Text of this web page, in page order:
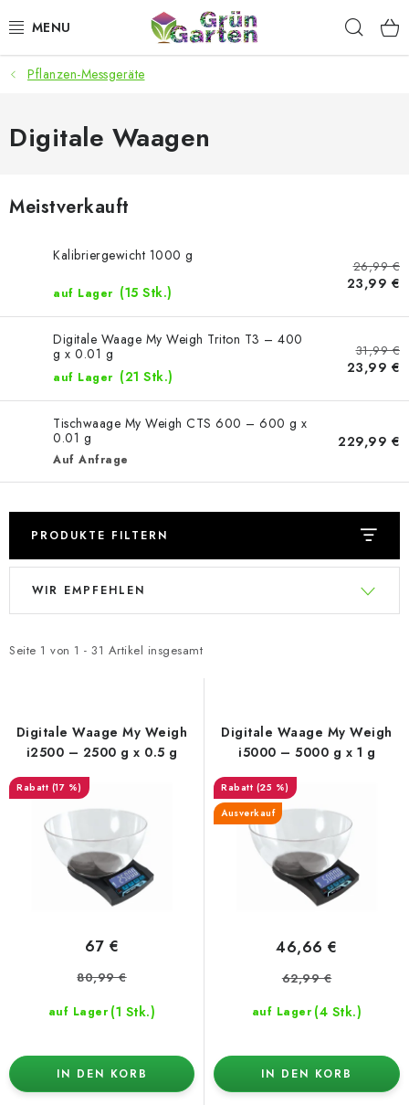
Inhalt
ANGEBOTE
LED PFLANZENLAMPEN
MICROGREENS
SMARTER GARTEN
Geschäftsbewertung Kaufberatung
Kontakt
Datenschutzerklärung Impressum
Pflanzen-Messgeräte
Digitale Waagen
Meistverkauft
Kalibriergewicht 1000 g
auf Lager (15 Stk.)
26,99 €
23,99 €
Digitale Waage My Weigh Triton T3 – 400
g x 0.01 g
auf Lager (21 Stk.)
31,99 €
23,99 €
Tischwaage My Weigh CTS 600 – 600 g x
0.01 g
Auf Anfrage
229,99 €
PRODUKTE FILTERN
L
t
e
P
r
Seite 1 von 1 - 31 Artikel insgesamt
P
d
o
r
WIR EMPFEHLEN
Digitale Waage My Weigh
i2500 – 2500 g x 0.5 g
(17 %)
auf Lager (1 Stk.)
67 €
80,99 €
IN DEN KORB
Digitale Waage My Weigh
i5000 – 5000 g x 1 g
(25 %)
Ausverkauf
auf Lager (4 Stk.)
46,66 €
62,99 €
IN DEN KORB